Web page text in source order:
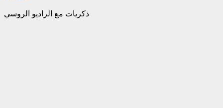
ذكريات مع الراديو الروسي